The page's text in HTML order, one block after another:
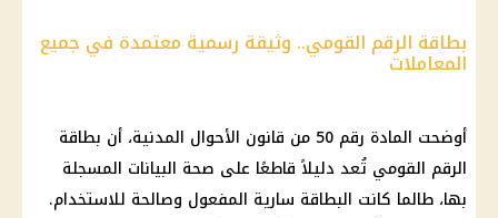
بطاقة الرقم القومي.. وثيقة رسمية معتمدة في جميع
المعاملات
أوضحت المادة رقم 50 من قانون الأحوال المدنية، أن بطاقة
الرقم القومي تُعد دليلاً قاطعًا على صحة البيانات المسجلة
بها، طالما كانت البطاقة سارية المفعول وصالحة للاستخدام.